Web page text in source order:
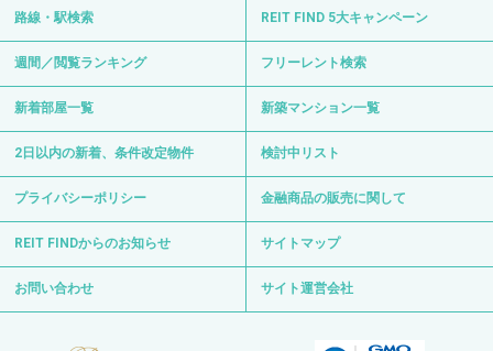
路線・駅検索 REIT FIND 5大キャンペーン
週間／閲覧ランキング フリーレント検索
新着部屋一覧 新築マンション一覧
2日以内の新着、条件改定物件 検討中リスト
プライバシーポリシー 金融商品の販売に関して
REIT FINDからのお知らせ サイトマップ
お問い合わせ サイト運営会社